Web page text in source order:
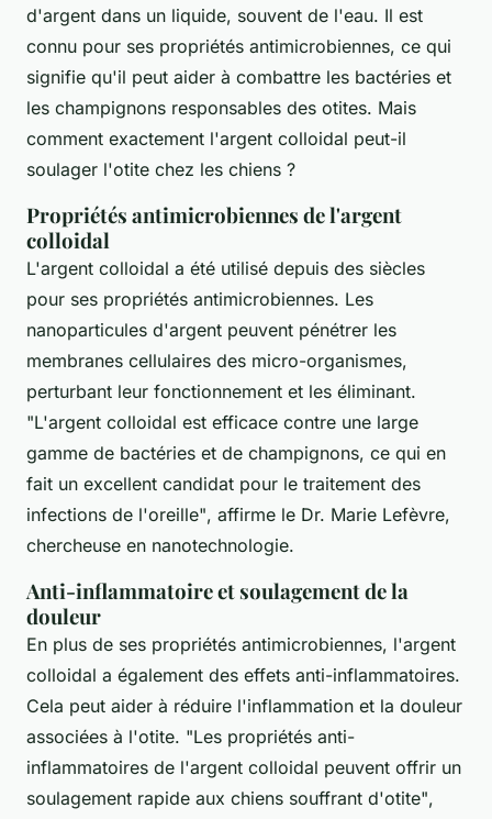
d'argent dans un liquide, souvent de l'eau. Il est
connu pour ses propriétés antimicrobiennes, ce qui
signifie qu'il peut aider à combattre les bactéries et
les champignons responsables des otites. Mais
comment exactement l'argent colloidal peut-il
soulager l'otite chez les chiens ?
Propriétés antimicrobiennes de l'argent
colloidal
L'argent colloidal a été utilisé depuis des siècles
pour ses propriétés antimicrobiennes. Les
nanoparticules d'argent peuvent pénétrer les
membranes cellulaires des micro-organismes,
perturbant leur fonctionnement et les éliminant.
"L'argent colloidal est efficace contre une large
gamme de bactéries et de champignons, ce qui en
fait un excellent candidat pour le traitement des
infections de l'oreille", affirme le Dr. Marie Lefèvre,
chercheuse en nanotechnologie.
Anti-inflammatoire et soulagement de la
douleur
En plus de ses propriétés antimicrobiennes, l'argent
colloidal a également des effets anti-inflammatoires.
Cela peut aider à réduire l'inflammation et la douleur
associées à l'otite. "Les propriétés anti-
inflammatoires de l'argent colloidal peuvent offrir un
soulagement rapide aux chiens souffrant d'otite",